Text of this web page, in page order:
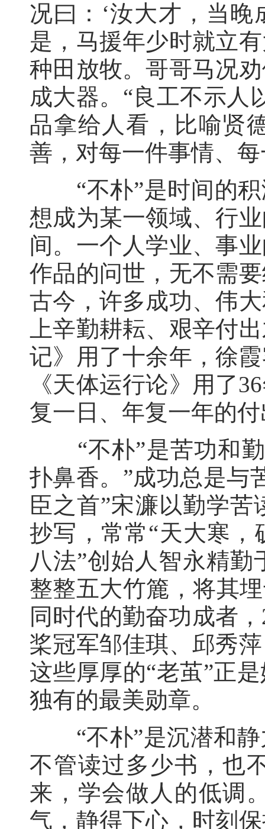
况曰：‘汝大才，当晚
是，马援年少时就立
种田放牧。哥哥马况
成大器。“良工不示人
品拿给人看，比喻贤
善，对每一件事情、
“不朴”是时间的积
想成为某一领域、行
间。一个人学业、事
作品的问世，无不需
古今，许多成功、伟
上辛勤耕耘、艰辛付
记》用了十余年，徐
《天体运行论》用了
复一日、年复一年的
“不朴”是苦功和勤
扑鼻香。”成功总是与
臣之首”宋濂以勤学
抄写，常常“天大寒，
八法”创始人智永精
整整五大竹簏，将其
同时代的勤奋功成者
桨冠军邹佳琪、邱秀
这些厚厚的“老茧”正
独有的最美勋章。
“不朴”是沉潜和静
不管读过多少书，也
来，学会做人的低调
气，静得下心，时刻